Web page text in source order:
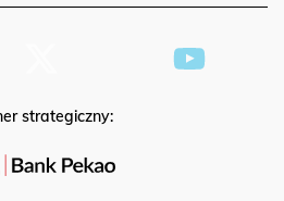
strategiczny: